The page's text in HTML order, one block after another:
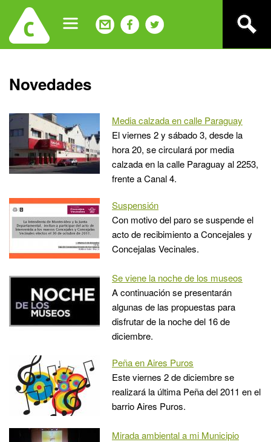
navigation
Back
to
Novedades
Media calzada en calle Paraguay
El viernes 2 y sábado 3, desde la
hora 20, se circulará por media
calzada en la calle Paraguay al 2253,
frente a Canal 4.
Suspensión
Con motivo del paro se suspende el
acto de recibimiento a Concejales y
Concejalas Vecinales.
Se viene la noche de los museos
A continuación se presentarán
algunas de las propuestas para
disfrutar de la noche del 16 de
diciembre.
Peña en Aires Puros
Este viernes 2 de diciembre se
realizará la última Peña del 2011 en el
barrio Aires Puros.
Mirada ambiental a mi Municipio